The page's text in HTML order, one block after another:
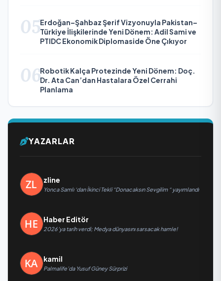
05Erdoğan–Şahbaz Şerif Vizyonuyla Pakistan–
Türkiye İlişkilerinde Yeni Dönem: Adil Sami ve
PTIDC Ekonomik Diplomaside Öne Çıkıyor
06Robotik Kalça Protezinde Yeni Dönem: Doç.
Dr. Ata Can’dan Hastalara Özel Cerrahi
Planlama
YAZARLAR
zline
Yonca Samlı ‘dan İkinci Tekli “Donacaksın Sevgilim “ yayımlandı
Haber Editör
2026’ya tarih verdi; Medya dünyasını sarsacak hamle!
kamil
Palmalife’da Yusuf Güney Sürprizi